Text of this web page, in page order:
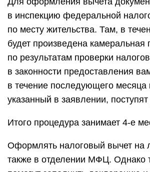
в инспекцию федеральной
по месту жительства. Там, в
будет произведена камеральная
по результатам проверки
в законности предоставления
в течение последующего месяца
указанный в заявлении, поступят
Итого процедура занимает 4-е
Оформлять налоговый вычет на
также в отделении МФЦ. Однако